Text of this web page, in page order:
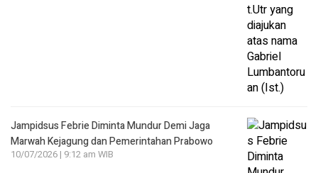
Jampidsus Febrie Diminta Mundur Demi Jaga
Marwah Kejagung dan Pemerintahan Prabowo
10/07/2026 | 9:12 am WIB